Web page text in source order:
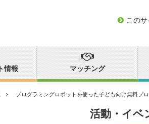
この
情報 マッチング
プログラミングロボットを使った子ども向け無料プ
活動・イベ